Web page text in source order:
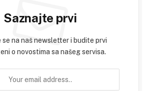
Saznajte prvi
se na naš newsletter i budite prvi
o novostima sa našeg servisa.